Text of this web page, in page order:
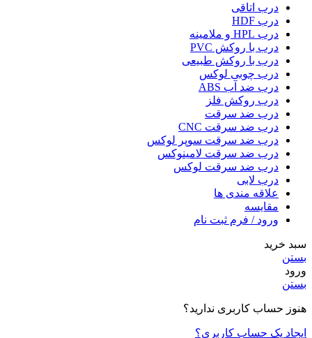
درب اتاقی
درب HDF
درب HPL و ملامینه
درب با روکش PVC
درب با روکش طبیعی
درب چوبی لوکس
درب ضد آب ABS
درب روکش فلز
درب ضد سرقت
درب ضد سرقت CNC
درب ضد سرقت سوپر لوکس
درب ضد سرقت لامینوکس
درب ضد سرقت لوکس
درب لابی
علاقه مندی ها
مقایسه
ورود / فرم ثبت نام
سبد خرید
بستن
ورود
بستن
هنوز حساب کاربری ندارید؟
ایجاد یک حساب کاربری؟